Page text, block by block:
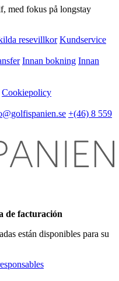
med fokus på longstay
resevillkor Kundservice
Innan bokning Innan
Cookiepolicy
+(46) 8 559
de facturación
están disponibles para su